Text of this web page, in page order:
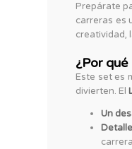
Prepárate
carreras es
creatividad,
¿Por
Este set es
divierten. El
Un